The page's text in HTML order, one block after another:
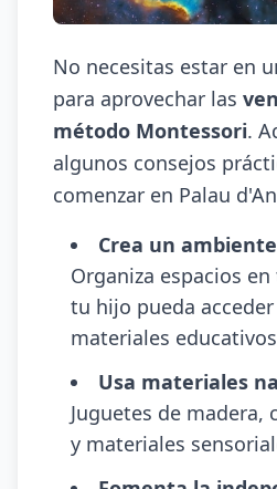
No necesitas estar en
para aprovechar las
método Montessori.
algunos consejos
comenzar en Palau
Crea un
Organiza espacios
tu hijo pueda
materiales educativos
Usa materiales
Juguetes de madera,
y materiales